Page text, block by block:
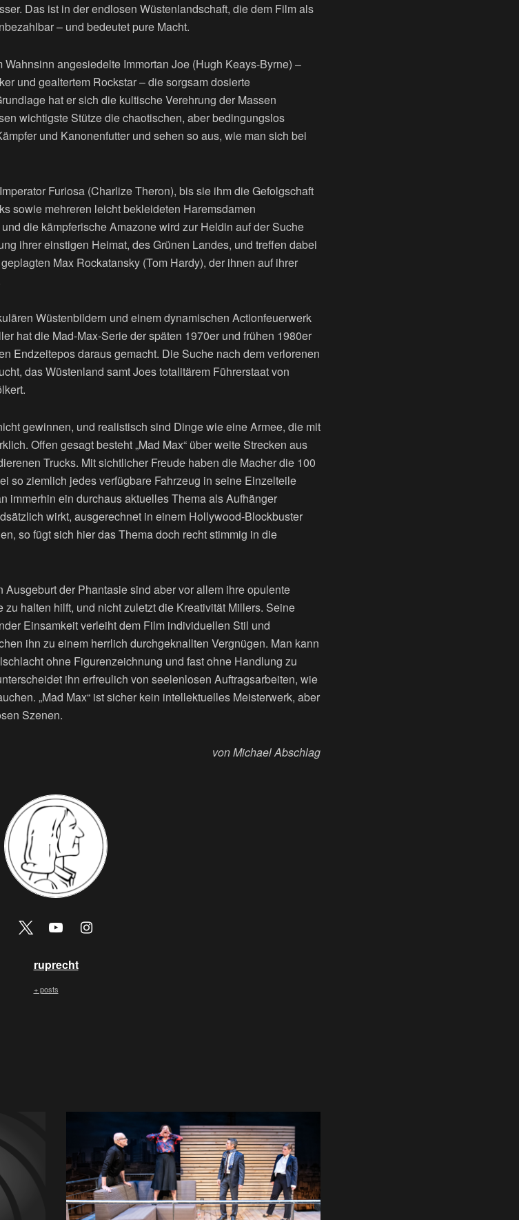
Das ist in der endlosen Wüstenlandschaft, die dem Film als
– und bedeutet pure Macht.
angesiedelte Immortan Joe (Hugh Keays-Byrne) –
und gealtertem Rockstar – die sorgsam dosierte
hat er sich die kultische Verehrung der Massen
wichtigste Stütze die chaotischen, aber bedingungslos
und Kanonenfutter und sehen so aus, wie man sich bei
Furiosa (Charlize Theron), bis sie ihm die Gefolgschaft
sowie mehreren leicht bekleideten Haremsdamen
die kämpferische Amazone wird zur Heldin auf der Suche
ihrer einstigen Heimat, des Grünen Landes, und treffen dabei
Max Rockatansky (Tom Hardy), der ihnen auf ihrer
Wüstenbildern und einem dynamischen Actionfeuerwerk
hat die Mad-Max-Serie der späten 1970er und frühen 1980er
Endzeitepos daraus gemacht. Die Suche nach dem verlorenen
das Wüstenland samt Joes totalitärem Führerstaat von
gewinnen, und realistisch sind Dinge wie eine Armee, die mit
Offen gesagt besteht „Mad Max“ über weite Strecken aus
Trucks. Mit sichtlicher Freude haben die Macher die 100
so ziemlich jedes verfügbare Fahrzeug in seine Einzelteile
immerhin ein durchaus aktuelles Thema als Aufhänger
wirkt, ausgerechnet in einem Hollywood-Blockbuster
so fügt sich hier das Thema doch recht stimmig in die
der Phantasie sind aber vor allem ihre opulente
halten hilft, und nicht zuletzt die Kreativität Millers. Seine
Einsamkeit verleiht dem Film individuellen Stil und
ihn zu einem herrlich durchgeknallten Vergnügen. Man kann
ohne Figurenzeichnung und fast ohne Handlung zu
ihn erfreulich von seelenlosen Auftragsarbeiten, wie
„Mad Max“ ist sicher kein intellektuelles Meisterwerk, aber
Szenen.
von Michael Abschlag
ruprecht
+ posts